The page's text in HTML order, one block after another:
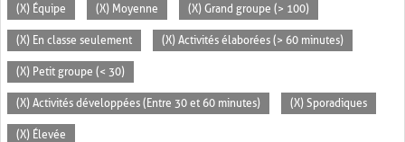
(X) Équipe (X) Moyenne (X) Grand groupe (> 100)
(X) En classe seulement (X) Activités élaborées (> 60 minutes)
(X) Petit groupe (< 30)
(X) Activités développées (Entre 30 et 60 minutes) (X) Sporadiques
(X) Élevée